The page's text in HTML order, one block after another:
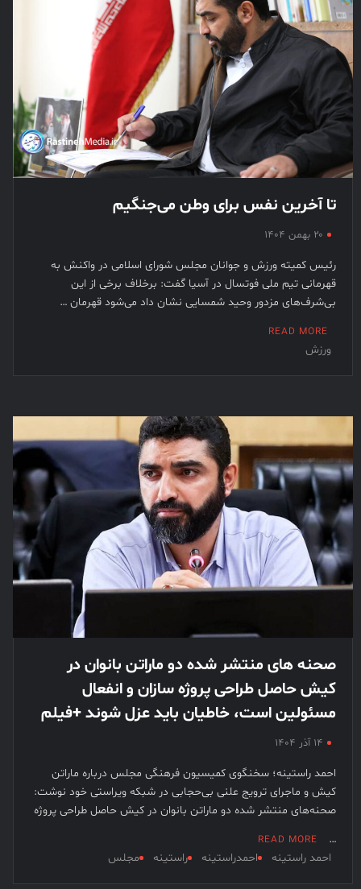
تا آخرین نفس برای وطن می‌جنگیم
۲۰ بهمن ۱۴۰۴
رئیس کمیته ورزش و جوانان مجلس شورای اسلامی در واکنش به
قهرمانی تیم ملی فوتسال در آسیا گفت: برخلاف برخی از این
بی‌شرف‌های مزدور وحید شمسایی نشان داد می‌شود قهرمان …
READ MORE
ورزش
صحنه‌ های منتشر شده دو ماراتن بانوان در
کیش حاصل طراحی پروژه سازان و انفعال
مسئولین است، خاطیان باید عزل شوند +فیلم
۱۴ آذر ۱۴۰۴
احمد راستینه؛ سخنگوی کمیسیون فرهنگی مجلس درباره ماراتن
کیش و ماجرای ترویج علنی بی‌حجابی در شبکه ویراستی خود نوشت:
صحنه‌های منتشر شده دو ماراتن بانوان در کیش حاصل طراحی پروژه
…
READ MORE
احمد راستینه احمدراستینه راستینه مجلس